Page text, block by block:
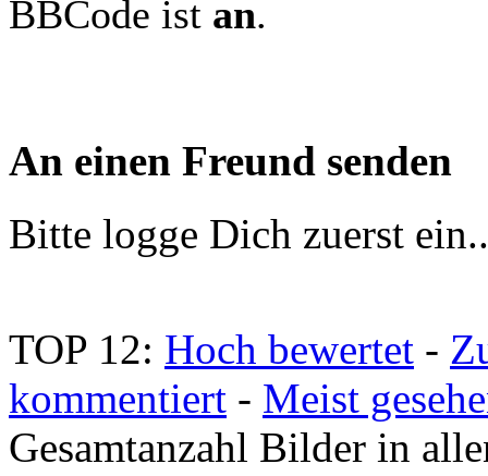
BBCode ist an.
An einen Freund senden
Bitte logge Dich zuerst
TOP 12: Hoch bewertet -
kommentiert - Meist
Gesamtanzahl Bilder in